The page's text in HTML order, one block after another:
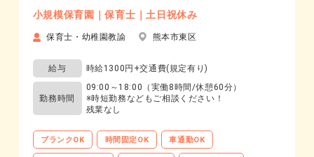
小規模保育園｜保育士｜土日祝休み
保育士・幼稚園教諭 熊本市東区
給与 時給1300円+交通費(規定有り)
勤務時間
09:00～18:00（実働8時間/休憩60分）
※時短勤務などもご相談ください！
残業なし
ブランクOK 時間固定OK 車通勤OK